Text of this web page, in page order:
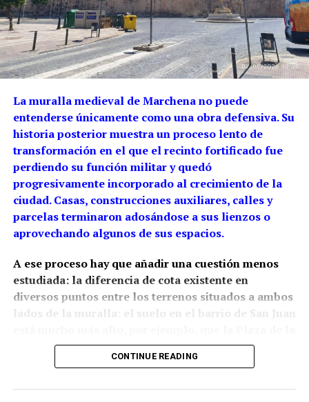
La muralla medieval de Marchena no puede
entenderse únicamente como una obra defensiva. Su
historia posterior muestra un proceso lento de
transformación en el que el recinto fortificado fue
perdiendo su función militar y quedó
progresivamente incorporado al crecimiento de la
ciudad. Casas, construcciones auxiliares, calles y
parcelas terminaron adosándose a sus lienzos o
aprovechando algunos de sus espacios.
A ese proceso hay que añadir una cuestión menos
estudiada: la diferencia de cota existente en
diversos puntos entre los terrenos situados a ambos
lados de la muralla: el suelo en el barrio de San Juan
Constitución.La arqueología ha demostrado que
esta relación con el relieve estaba presente desde la
CONTINUE READING